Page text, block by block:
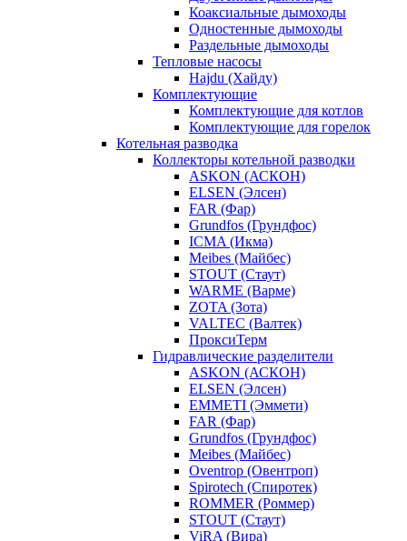
Коаксиальные дымоходы
Одностенные дымоходы
Раздельные дымоходы
Тепловые насосы
Hajdu (Хайду)
Комплектующие
Комплектующие для котлов
Комплектующие для горелок
Котельная разводка
Коллекторы котельной разводки
ASKON (АСКОН)
ELSEN (Элсен)
FAR (Фар)
Grundfos (Грундфос)
ICMA (Икма)
Meibes (Майбес)
STOUT (Стаут)
WARME (Варме)
ZOTA (Зота)
VALTEC (Валтек)
ПроксиТерм
Гидравлические разделители
ASKON (АСКОН)
ELSEN (Элсен)
EMMETI (Эммети)
FAR (Фар)
Grundfos (Грундфос)
Meibes (Майбес)
Oventrop (Овентроп)
Spirotech (Спиротек)
ROMMER (Роммер)
STOUT (Стаут)
ViRA (Вира)